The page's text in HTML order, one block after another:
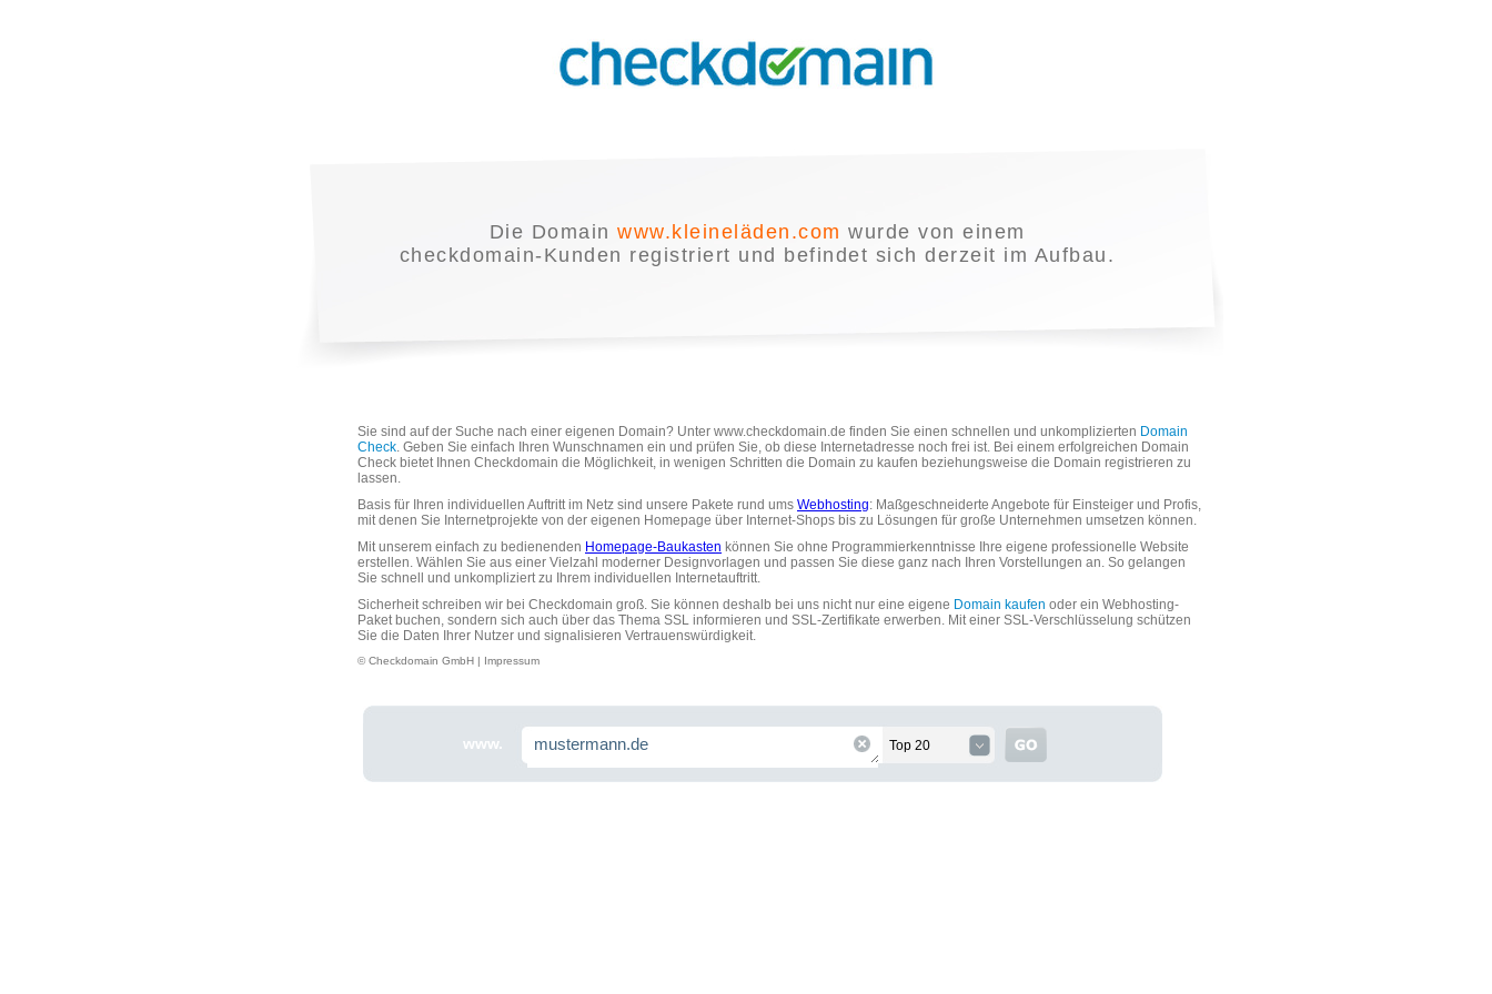
Die Domain www.kleineläden.com wurde von einem
checkdomain-Kunden registriert und befindet sich derzeit im Aufbau.
Sie sind auf der Suche nach einer eigenen Domain? Unter www.checkdomain.de finden Sie einen schnellen und unkomplizierten Domain
Check. Geben Sie einfach Ihren Wunschnamen ein und prüfen Sie, ob diese Internetadresse noch frei ist. Bei einem erfolgreichen Domain
Check bietet Ihnen Checkdomain die Möglichkeit, in wenigen Schritten die Domain zu kaufen beziehungsweise die Domain registrieren zu
lassen.
Basis für Ihren individuellen Auftritt im Netz sind unsere Pakete rund ums Webhosting: Maßgeschneiderte Angebote für Einsteiger und Profis,
mit denen Sie Internetprojekte von der eigenen Homepage über Internet-Shops bis zu Lösungen für große Unternehmen umsetzen können.
Mit unserem einfach zu bedienenden Homepage-Baukasten können Sie ohne Programmierkenntnisse Ihre eigene professionelle Website
erstellen. Wählen Sie aus einer Vielzahl moderner Designvorlagen und passen Sie diese ganz nach Ihren Vorstellungen an. So gelangen
Sie schnell und unkompliziert zu Ihrem individuellen Internetauftritt.
Sicherheit schreiben wir bei Checkdomain groß. Sie können deshalb bei uns nicht nur eine eigene Domain kaufen oder ein Webhosting-
Paket buchen, sondern sich auch über das Thema SSL informieren und SSL-Zertifikate erwerben. Mit einer SSL-Verschlüsselung schützen
Sie die Daten Ihrer Nutzer und signalisieren Vertrauenswürdigkeit.
© Checkdomain GmbH | Impressum
www. Top 20